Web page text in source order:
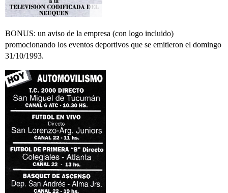
BONUS: un aviso de la empresa (con logo incluido)
promocionando los eventos deportivos que se emitieron el domingo
31/10/1993.